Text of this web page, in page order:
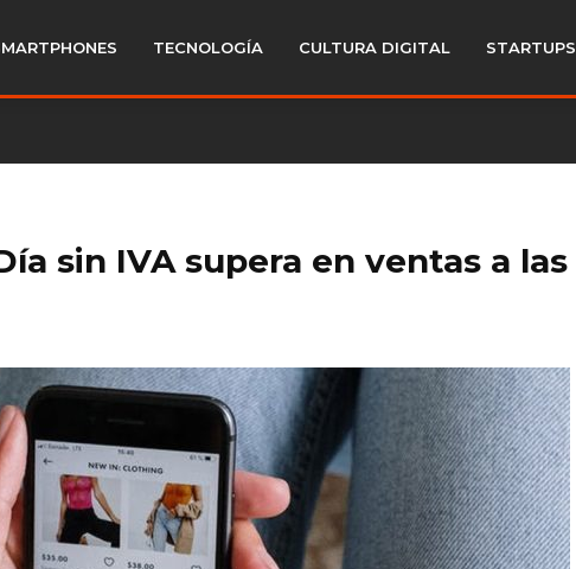
TECNOLOGÍA CULTURA DIGITAL STARTUPS
sin IVA supera en ventas a las